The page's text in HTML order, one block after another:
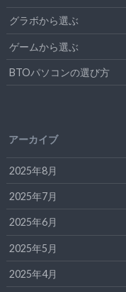
グラボから選ぶ
ゲームから選ぶ
BTOパソコンの選び方
アーカイブ
2025年8月
2025年7月
2025年6月
2025年5月
2025年4月